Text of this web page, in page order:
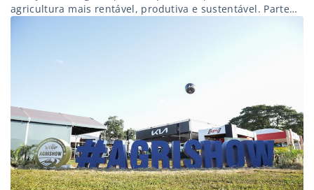
agricultura mais rentável, produtiva e sustentável. Parte